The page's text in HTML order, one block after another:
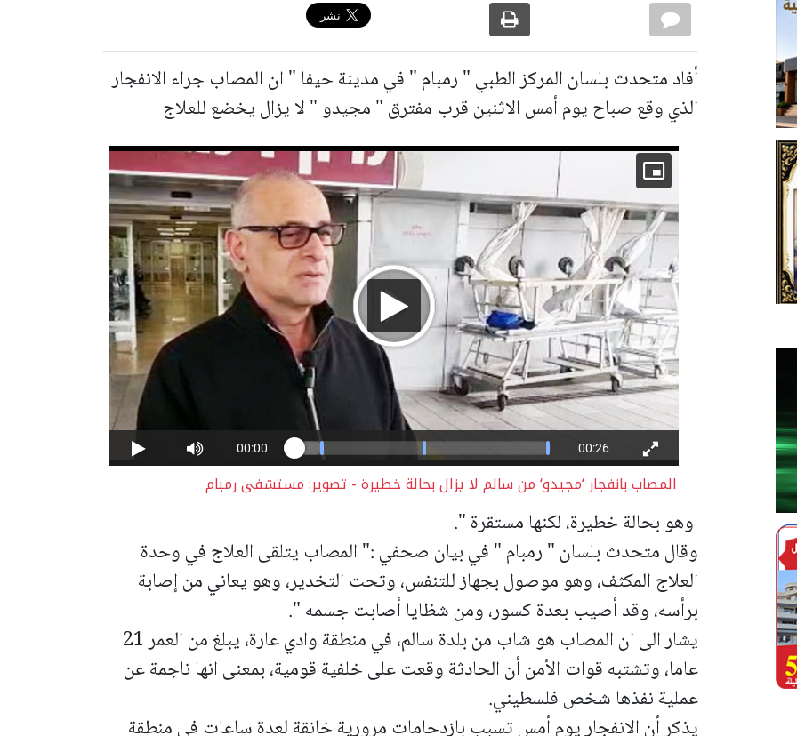
أفاد متحدث بلسان المركز الطبي " رمبام " في مدينة حيفا " ان المصاب جراء الانفجار
الذي وقع صباح يوم أمس الاثنين قرب مفترق " مجيدو " لا يزال يخضع للعلاج
المصاب بانفجار ‘مجيدو‘ من سالم لا يزال بحالة خطيرة - تصوير: مستشفى رمبام
وهو بحالة خطيرة، لكنها مستقرة ".
وقال متحدث بلسان " رمبام " في بيان صحفي :" المصاب يتلقى العلاج في وحدة
العلاج المكثف، وهو موصول بجهاز للتنفس، وتحت التخدير، وهو يعاني من إصابة
برأسه، وقد أصيب بعدة كسور، ومن شظايا أصابت جسمه ".
يشار الى ان المصاب هو شاب من بلدة سالم، في منطقة وادي عارة، يبلغ من العمر 21
عاما، وتشتبه قوات الأمن أن الحادثة وقعت على خلفية قومية، بمعنى انها ناجمة عن
عملية نفذها شخص فلسطيني.
يذكر أن الانفجار يوم أمس تسبب بازدحامات مرورية خانقة لعدة ساعات في منطقة